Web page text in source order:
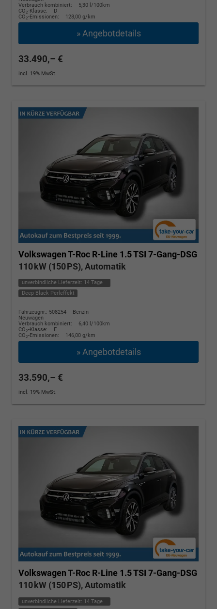
Verbrauch kombiniert:
5,30 l/100km
CO2-Klasse:
D
CO2-Emissionen: 128,00 g/km
» Angebotdetails
33.490,– €
incl. 19% MwSt.
Volkswagen T-Roc R-Line 1.5 TSI 7-Gang-DSG
110 kW (150 PS), Automatik
unverbindliche Lieferzeit: 14 Tage
Deep Black Perleffekt
Fahrzeugnr.: 508254
Benzin
Neuwagen
Verbrauch kombiniert:
6,40 l/100km
CO2-Klasse:
E
CO2-Emissionen: 146,00 g/km
» Angebotdetails
33.590,– €
incl. 19% MwSt.
Volkswagen T-Roc R-Line 1.5 TSI 7-Gang-DSG
110 kW (150 PS), Automatik
unverbindliche Lieferzeit: 14 Tage